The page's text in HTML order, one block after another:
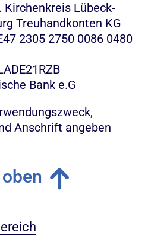
Kirchenkreis Lübeck-
Treuhandkonten KG
2305 2750 0086 0480
Bank e.G
Anschrift angeben